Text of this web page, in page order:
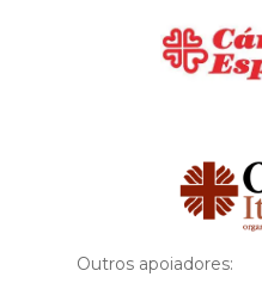
Outros apoiadores: